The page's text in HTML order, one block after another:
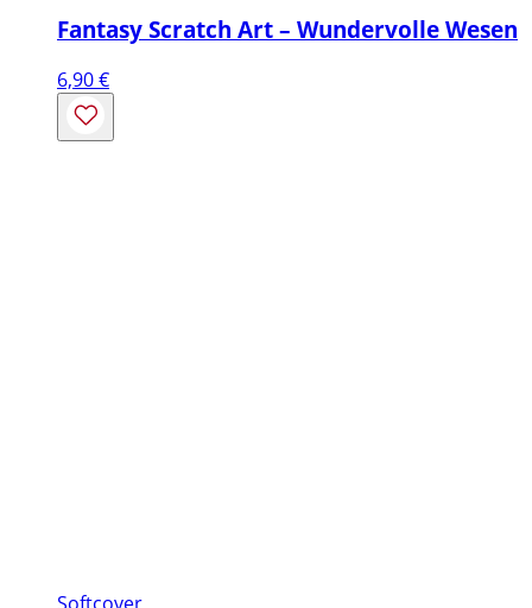
Fantasy Scratch Art – Wundervolle Wesen
6,90€